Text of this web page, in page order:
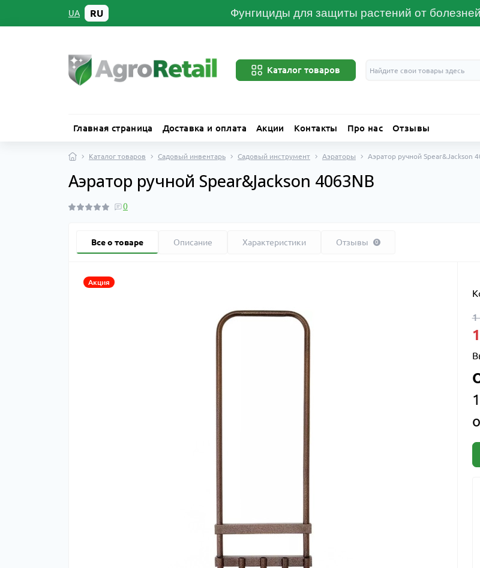
UA RU Фунгициды для защиты растений от болезней
Каталог товаров
Главная страница Доставка и оплата Акции Контакты Про нас Отзывы
Каталог товаров Садовый инвентарь Садовый инструмент Аэраторы Аэратор ручной Spear&Jackson
Аэратор ручной Spear&Jackson 4063NB
0
Все о товаре Описание Характеристики Отзывы 0
Акция
1